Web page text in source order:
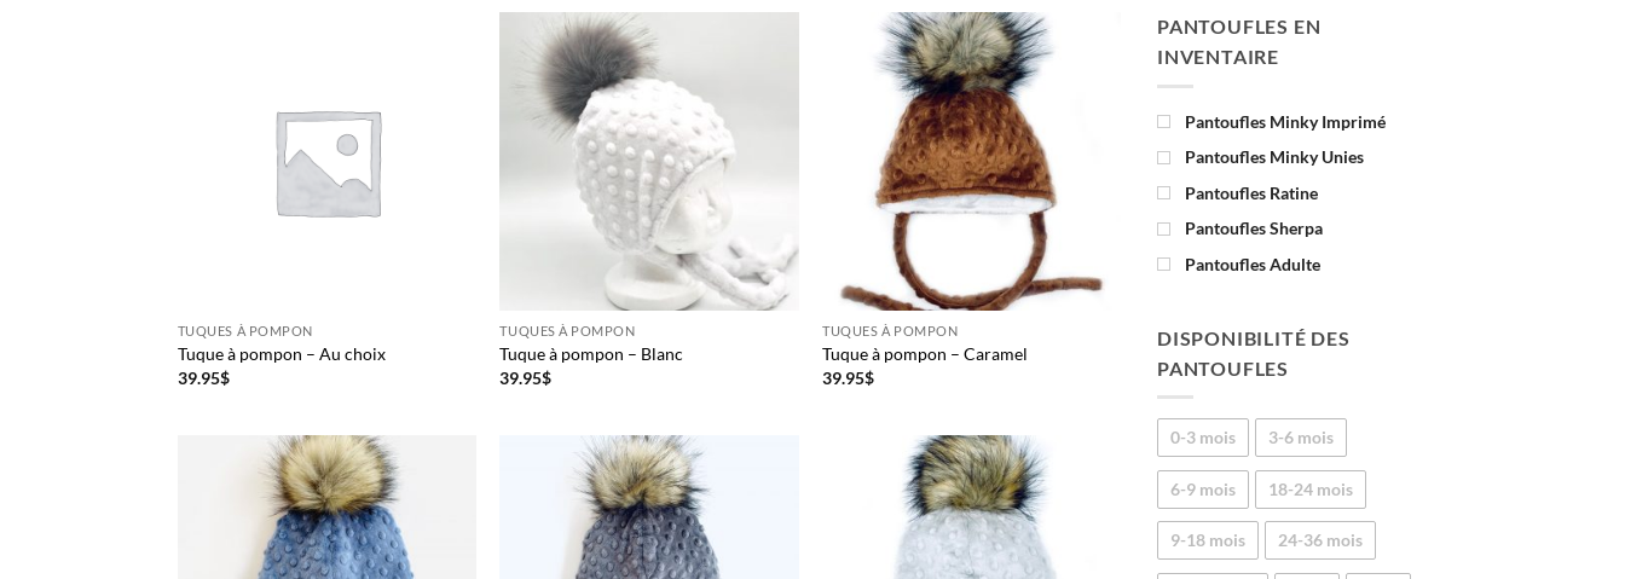
TUQUES À POMPON
Tuque à pompon – Au choix
39.95$
TUQUES À POMPON
Tuque à pompon – Blanc
39.95$
TUQUES À POMPON
Tuque à pompon – Caramel
39.95$
PANTOUFLES EN
INVENTAIRE
Pantoufles Minky Imprimé
Pantoufles Minky Unies
Pantoufles Ratine
Pantoufles Sherpa
Pantoufles Adulte
DISPONIBILITÉ DES
PANTOUFLES
0-3 mois 3-6 mois
6-9 mois 18-24 mois
9-18 mois 24-36 mois